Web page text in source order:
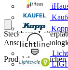
Kopp
Steckbarer
Produktkennzeichen